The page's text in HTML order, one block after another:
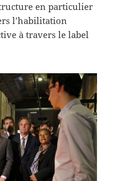
en particulier
l’habilitation
à travers le label